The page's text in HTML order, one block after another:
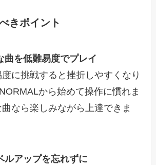
きポイント
を低難易度でプレイ
に挑戦すると挫折しやすくなり
から始めて操作に慣れま
なら楽しみながら上達できま
アップを忘れずに